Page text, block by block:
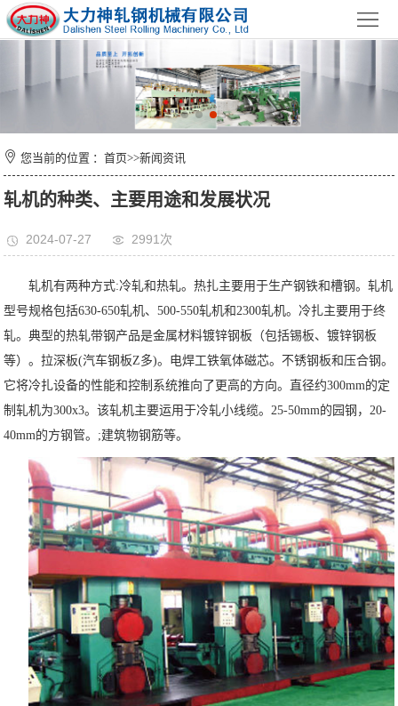
首
介
备
证
书
线
留
言
联
系
我
您当前的位置 ：首页>>新闻资讯
轧机的种类、主要用途和发展状况
2024-07-27 2991次
轧机有两种方式:冷轧和热轧。热扎主要用于生产钢铁和槽钢。轧机
型号规格包括630-650轧机、500-550轧机和2300轧机。冷扎主要用于终
轧。典型的热轧带钢产品是金属材料镀锌钢板（包括锡板、镀锌钢板
等）。拉深板(汽车钢板Z多)。电焊工铁氧体磁芯。不锈钢板和压合钢。
它将冷扎设备的性能和控制系统推向了更高的方向。直径约300mm的定
制轧机为300x3。该轧机主要运用于冷轧小线缆。25-50mm的园钢，20-
40mm的方钢管。;建筑物钢筋等。